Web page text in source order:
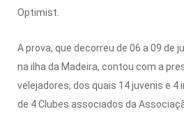
Optimist.
A prova, que decorreu de 06 a 09 de
na ilha da Madeira, contou com a
velejadores, dos quais 14 juvenis e
de 4 Clubes associados da